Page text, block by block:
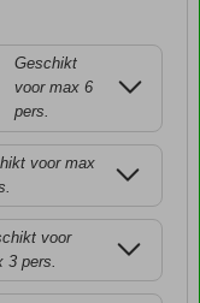
Geschikt
voor max 6
pers.
voor max
voor
3 pers.